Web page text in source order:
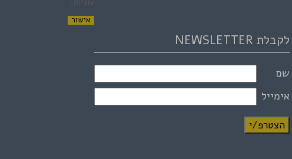
לקבלת NEWSLETTER
שם
אימייל
הצטרפ/י
עוגיות.
אישור